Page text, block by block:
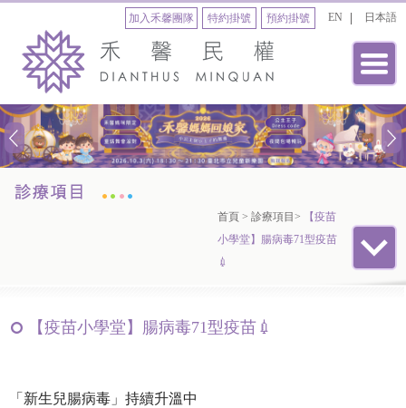
日本語
EN
加入禾馨團隊 預約掛號
特約掛號
首頁 > 診療項目 > 【疫苗
小學堂】腸病毒71型疫苗
💉
【疫苗小學堂】腸病毒71型疫苗💉
「新生兒腸病毒」持續升溫中